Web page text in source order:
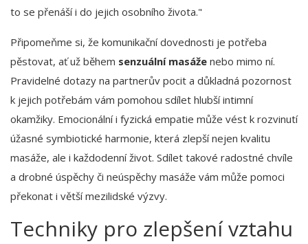
to se přenáší i do jejich osobního života."
Připomeňme si, že komunikační dovednosti je potřeba
pěstovat, ať už během senzuální masáže nebo mimo ní.
Pravidelné dotazy na partnerův pocit a důkladná pozornost
k jejich potřebám vám pomohou sdílet hlubší intimní
okamžiky. Emocionální i fyzická empatie může vést k rozvinutí
úžasné symbiotické harmonie, která zlepší nejen kvalitu
masáže, ale i každodenní život. Sdílet takové radostné chvíle
a drobné úspěchy či neúspěchy masáže vám může pomoci
překonat i větší mezilidské výzvy.
Techniky pro zlepšení vztahu